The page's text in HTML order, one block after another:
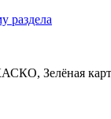
раздела
Зелёная